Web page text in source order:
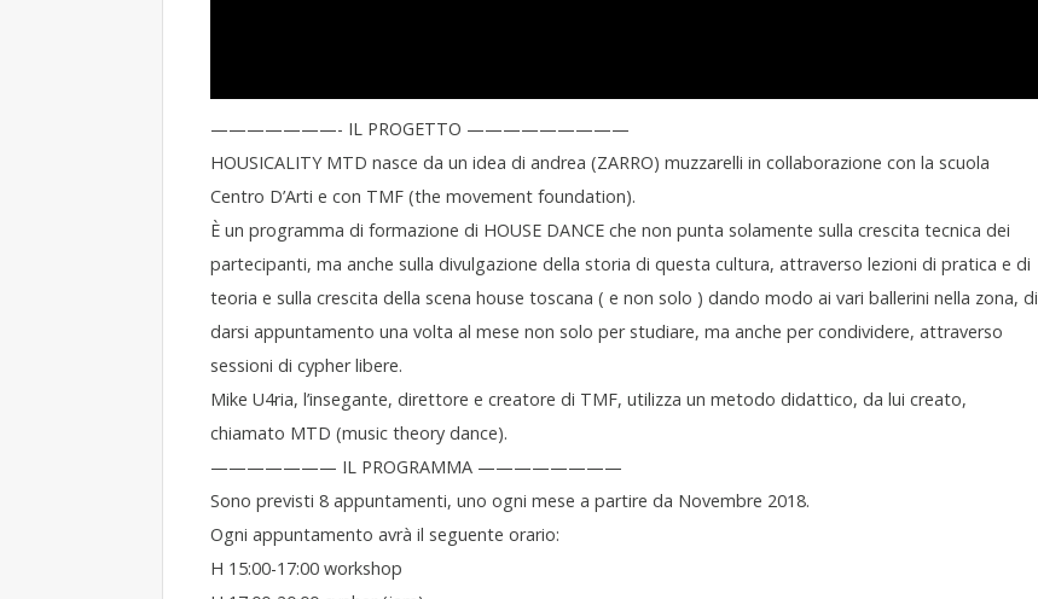
———————- IL PROGETTO —————————
HOUSICALITY MTD nasce da un idea di andrea (ZARRO) muzzarelli in collaborazione con la scuola
Centro D’Arti e con TMF (the movement foundation).
È un programma di formazione di HOUSE DANCE che non punta solamente sulla crescita tecnica dei
partecipanti, ma anche sulla divulgazione della storia di questa cultura, attraverso lezioni di pratica e di
teoria e sulla crescita della scena house toscana ( e non solo ) dando modo ai vari ballerini nella zona, di
darsi appuntamento una volta al mese non solo per studiare, ma anche per condividere, attraverso
sessioni di cypher libere.
Mike U4ria, l’insegante, direttore e creatore di TMF, utilizza un metodo didattico, da lui creato,
chiamato MTD (music theory dance).
——————— IL PROGRAMMA ————————
Sono previsti 8 appuntamenti, uno ogni mese a partire da Novembre 2018.
Ogni appuntamento avrà il seguente orario:
H 15:00-17:00 workshop